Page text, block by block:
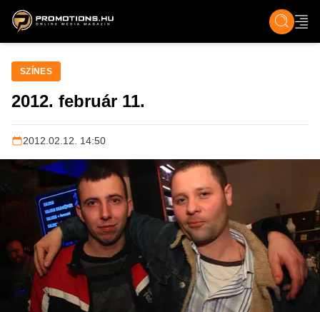
ZENE, FILM & KULT ÉLET TECH &
SZÍNES
2012. február 11.
2012.02.12. 14:50